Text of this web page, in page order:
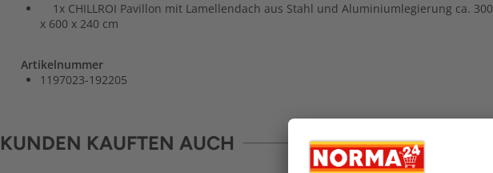
1x CHILLROI Pavillon mit Lamellendach aus Stahl und Aluminiumlegierung ca. 300
x 600 x 240 cm
Artikelnummer
1197023-192205
KUNDEN KAUFTEN AUCH